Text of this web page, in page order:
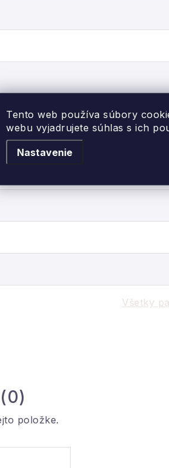
Tento web používa súbory
webu vyjadrujete súhlas s ich
Nastavenie
Všetky
položke.